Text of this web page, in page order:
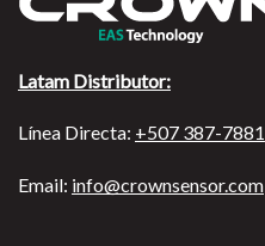
Latam Distributor:
Línea Directa: +507 387-7881
Email: info@crownsensor.com